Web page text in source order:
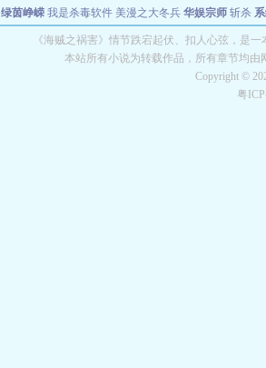
绿茵峥嵘 我是杀毒软件 美漫之大冬兵 华娱宗师 斩杀
教练万岁 都市全能巨星 绝对交易 全职武神 位面复
《海贼之祸害》情节跌宕起伏、扣人心弦，是
本站所有小说为转载作品，所有章节均
Copyright ©
粤